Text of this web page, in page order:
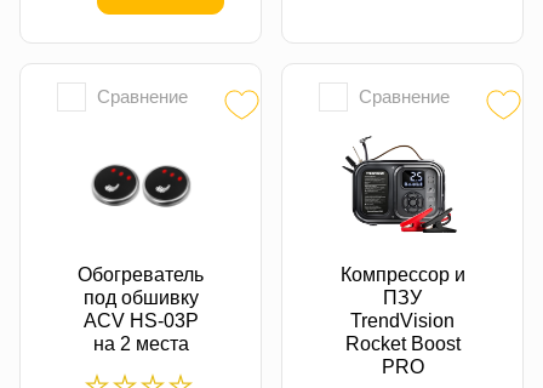
Сравнение
Обогреватель
под обшивку
ACV HS-03P
на 2 места
Сравнение
Компрессор и
ПЗУ
TrendVision
Rocket Boost
PRO